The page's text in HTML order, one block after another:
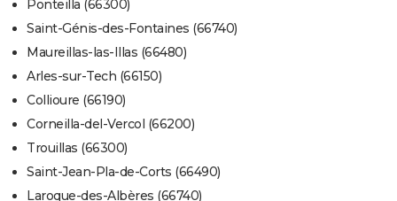
Ponteilla (66300)
Saint-Génis-des-Fontaines (66740)
Maureillas-las-Illas (66480)
Arles-sur-Tech (66150)
Collioure (66190)
Corneilla-del-Vercol (66200)
Trouillas (66300)
Saint-Jean-Pla-de-Corts (66490)
Laroque-des-Albères (66740)